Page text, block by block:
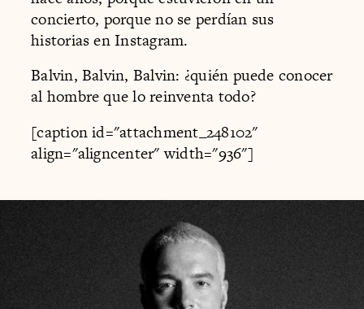
concierto, porque no se perdían sus
historias en Instagram.
Balvin, Balvin, Balvin: ¿quién puede conocer
al hombre que lo reinventa todo?
[caption id="attachment_248102"
align="aligncenter" width="936"]